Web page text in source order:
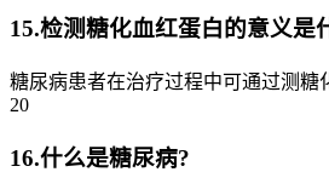
15.检测糖化血红蛋白的意义是
糖尿病患者在治疗过程中可通过测
20
16.什么是糖尿病?